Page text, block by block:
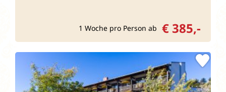
1 Woche pro Person ab € 385,-